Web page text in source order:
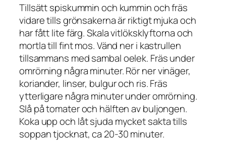
Tillsätt spiskummin och kummin och fräs
vidare tills grönsakerna är riktigt mjuka och
har fått lite färg. Skala vitlöksklyftorna och
mortla till fint mos. Vänd ner i kastrullen
tillsammans med sambal oelek. Fräs under
omrörning några minuter. Rör ner vinäger,
koriander, linser, bulgur och ris. Fräs
ytterligare några minuter under omrörning.
Slå på tomater och hälften av buljongen.
Koka upp och låt sjuda mycket sakta tills
soppan tjocknat, ca 20-30 minuter.